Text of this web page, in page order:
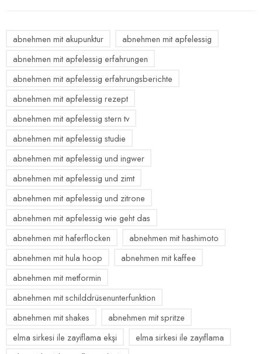
abnehmen mit akupunktur
abnehmen mit apfelessig
abnehmen mit apfelessig erfahrungen
abnehmen mit apfelessig erfahrungsberichte
abnehmen mit apfelessig rezept
abnehmen mit apfelessig stern tv
abnehmen mit apfelessig studie
abnehmen mit apfelessig und ingwer
abnehmen mit apfelessig und zimt
abnehmen mit apfelessig und zitrone
abnehmen mit apfelessig wie geht das
abnehmen mit haferflocken
abnehmen mit hashimoto
abnehmen mit hula hoop
abnehmen mit kaffee
abnehmen mit metformin
abnehmen mit schilddrüsenunterfunktion
abnehmen mit shakes
abnehmen mit spritze
elma sirkesi ile zayiflama ekşi
elma sirkesi ile zayıflama